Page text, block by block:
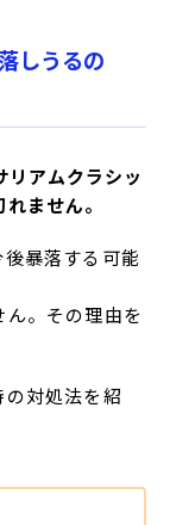
しうるの
アムクラシッ
ません。
暴落する可能
。その理由を
対処法を紹